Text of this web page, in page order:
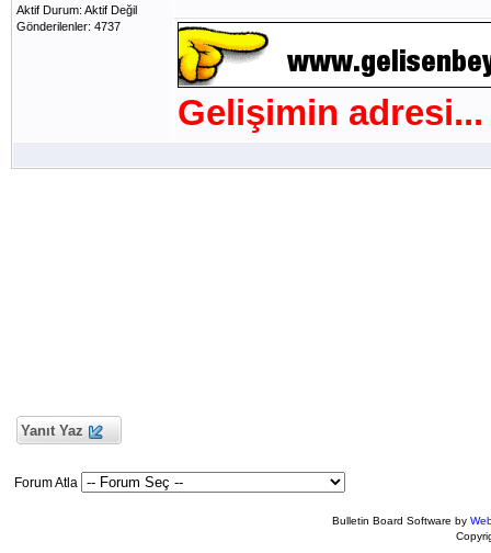
Aktif Durum: Aktif Değil
Gönderilenler: 4737
Gelişimin adresi...
Yanıt Yaz
Forum Atla
Bulletin Board Software by